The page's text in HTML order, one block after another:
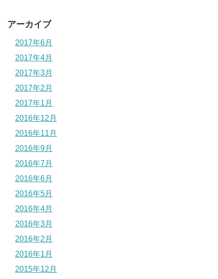
アーカイブ
2017年6月
2017年4月
2017年3月
2017年2月
2017年1月
2016年12月
2016年11月
2016年9月
2016年7月
2016年6月
2016年5月
2016年4月
2016年3月
2016年2月
2016年1月
2015年12月